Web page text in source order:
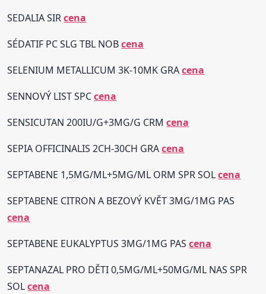
SEDALIA SIRcena
SÉDATIF PC SLG TBL NOBcena
SELENIUM METALLICUM 3K-10MK GRAcena
SENNOVÝ LIST SPCcena
SENSICUTAN 200IU/G+3MG/G CRMcena
SEPIA OFFICINALIS 2CH-30CH GRAcena
SEPTABENE 1,5MG/ML+5MG/ML ORM SPR SOLcena
SEPTABENE CITRON A BEZOVÝ KVĚT 3MG/1MG PAS
cena
SEPTABENE EUKALYPTUS 3MG/1MG PAScena
SEPTANAZAL PRO DĚTI 0,5MG/ML+50MG/ML NAS SPR
SOLcena